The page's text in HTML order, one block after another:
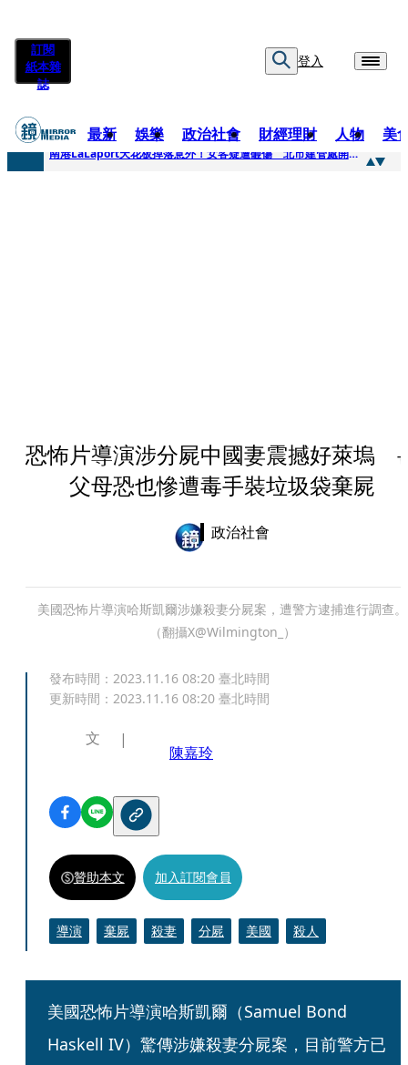
訂閱
紙本雜
誌
登入
最新 娛樂 政治社會 財經理財 人物 美
快訊
南港LaLaport天花板掉落意外！女客疑遭砸傷 北市建管處開罰30萬
恐怖片導演涉分屍中國妻震撼好萊塢
父母恐也慘遭毒手裝垃圾袋棄屍
政治社會
美國恐怖片導演哈斯凱爾涉嫌殺妻分屍案，遭警方逮捕進行調查。
（翻攝X@Wilmington_）
發布時間： 2023.11.16 08:20 臺北時間
更新時間： 2023.11.16 08:20 臺北時間
文
陳嘉玲
贊助本文 加入訂閱會員
導演 棄屍 殺妻 分屍 美國 殺人
美國恐怖片導演哈斯凱爾（Samuel Bond
Haskell IV）驚傳涉嫌殺妻分屍案，目前警方已